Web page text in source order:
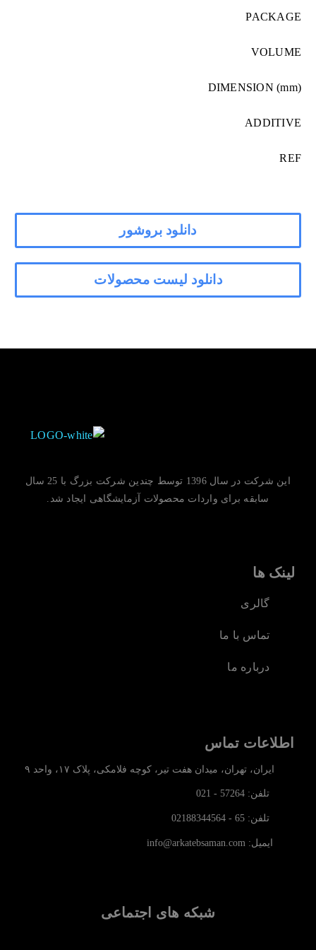
PACKAGE
VOLUME
DIMENSION (mm)
ADDITIVE
REF
دانلود بروشور
دانلود لیست محصولات
این شرکت در سال 1396 توسط چندین شرکت بزرگ با 25 سال
سابقه برای واردات محصولات آزمایشگاهی ایجاد شد.
لینک ها
گالری
تماس با ما
درباره ما
اطلاعات تماس
ایران، تهران، میدان هفت تیر، کوچه فلامکی، پلاک ۱۷، واحد ۹
تلفن: 57264 - 021
تلفن: 65 - 02188344564
ایمیل: info@arkatebsaman.com
شبکه های اجتماعی